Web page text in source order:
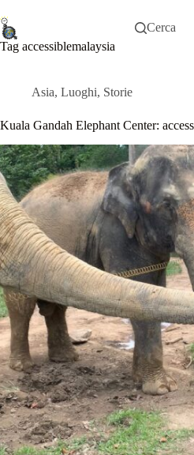
al
contenuto
Cerca
Tag accessiblemalaysia
Asia, Luoghi, Storie
Kuala Gandah Elephant Center: